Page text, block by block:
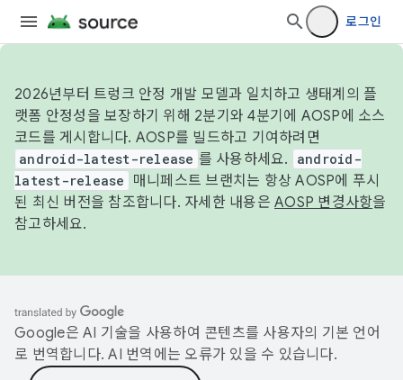
로그인
2026년부터 트렁크 안정 개발 모델과 일치하고 생태계의 플
랫폼 안정성을 보장하기 위해 2분기와 4분기에 AOSP에 소스
코드를 게시합니다. AOSP를 빌드하고 기여하려면
android-latest-release 를 사용하세요.
android-
latest-release
매니페스트 브랜치는 항상 AOSP에 푸시
된 최신 버전을 참조합니다. 자세한 내용은 AOSP 변경사항을
참고하세요.
Google은 AI 기술을 사용하여 콘텐츠를 사용자의 기본 언어
로 번역합니다. AI 번역에는 오류가 있을 수 있습니다.